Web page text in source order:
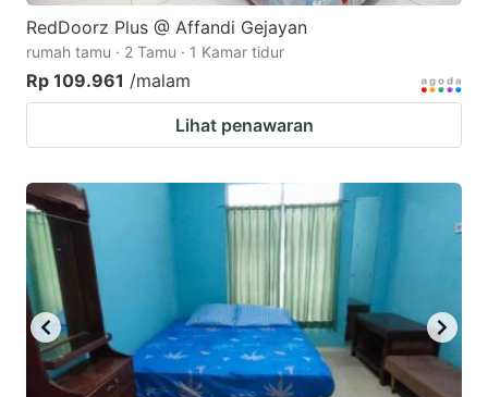
RedDoorz Plus @ Affandi Gejayan
rumah tamu · 2 Tamu · 1 Kamar tidur
Rp 109.961 /malam
Lihat penawaran